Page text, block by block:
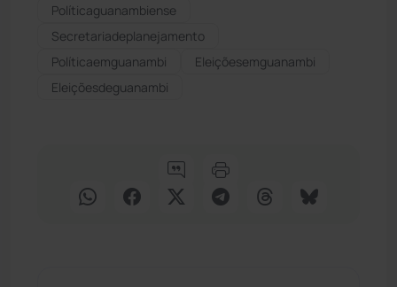
Políticaguanambiense
Secretariadeplanejamento
Políticaemguanambi
Eleiçõesemguanambi
Eleiçõesdeguanambi